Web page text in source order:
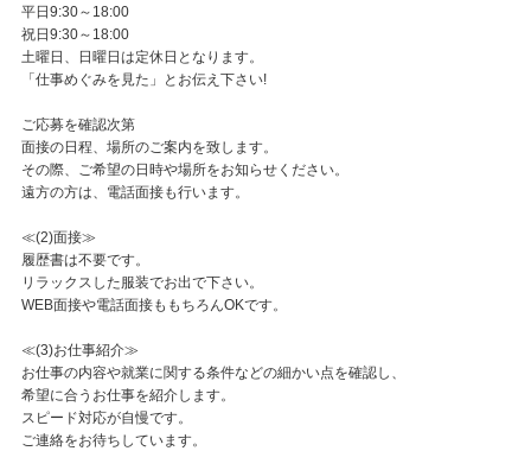
平日9:30～18:00
祝日9:30～18:00
土曜日、日曜日は定休日となります。
「仕事めぐみを見た」とお伝え下さい!
ご応募を確認次第
面接の日程、場所のご案内を致します。
その際、ご希望の日時や場所をお知らせください。
遠方の方は、電話面接も行います。
≪(2)面接≫
履歴書は不要です。
リラックスした服装でお出で下さい。
WEB面接や電話面接ももちろんOKです。
≪(3)お仕事紹介≫
お仕事の内容や就業に関する条件などの細かい点を確認し、
希望に合うお仕事を紹介します。
スピード対応が自慢です。
ご連絡をお待ちしています。